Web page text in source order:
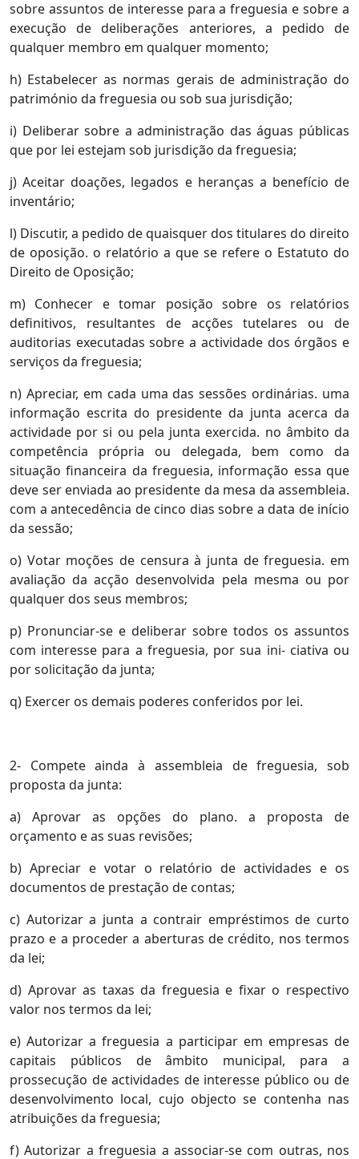
sobre assuntos de interesse para a freguesia e sobre a
execução de deliberações anteriores, a pedido de
qualquer membro em qualquer momento;
h) Estabelecer as normas gerais de administração do
património da freguesia ou sob sua jurisdição;
i) Deliberar sobre a administração das águas públicas
que por lei estejam sob jurisdição da freguesia;
j) Aceitar doações, legados e heranças a benefício de
inventário;
l) Discutir, a pedido de quaisquer dos titulares do direito
de oposição. o relatório a que se refere o Estatuto do
Direito de Oposição;
m) Conhecer e tomar posição sobre os relatórios
definitivos, resultantes de acções tutelares ou de
auditorias executadas sobre a actividade dos órgãos e
serviços da freguesia;
n) Apreciar, em cada uma das sessões ordinárias. uma
informação escrita do presidente da junta acerca da
actividade por si ou pela junta exercida. no âmbito da
competência própria ou delegada, bem como da
situação financeira da freguesia, informação essa que
deve ser enviada ao presidente da mesa da assembleia.
com a antecedência de cinco dias sobre a data de início
da sessão;
o) Votar moções de censura à junta de freguesia. em
avaliação da acção desenvolvida pela mesma ou por
qualquer dos seus membros;
p) Pronunciar-se e deliberar sobre todos os assuntos
com interesse para a freguesia, por sua ini- ciativa ou
por solicitação da junta;
q) Exercer os demais poderes conferidos por lei.
2- Compete ainda à assembleia de freguesia, sob
proposta da junta:
a) Aprovar as opções do plano. a proposta de
orçamento e as suas revisões;
b) Apreciar e votar o relatório de actividades e os
documentos de prestação de contas;
c) Autorizar a junta a contrair empréstimos de curto
prazo e a proceder a aberturas de crédito, nos termos
da lei;
d) Aprovar as taxas da freguesia e fixar o respectivo
valor nos termos da lei;
e) Autorizar a freguesia a participar em empresas de
capitais públicos de âmbito municipal, para a
prossecução de actividades de interesse público ou de
desenvolvimento local, cujo objecto se contenha nas
atribuições da freguesia;
f) Autorizar a freguesia a associar-se com outras, nos